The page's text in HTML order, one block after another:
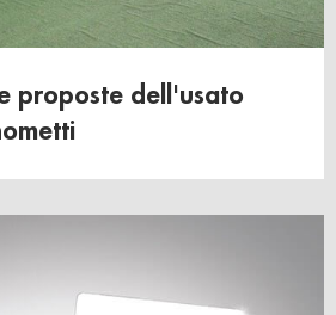
proposte dell'usato